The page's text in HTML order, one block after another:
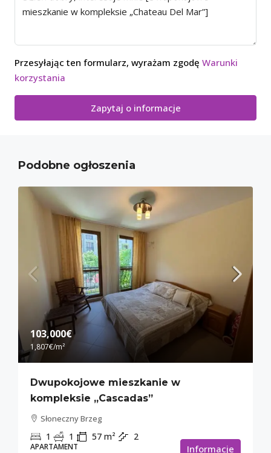
Przesyłając ten formularz, wyrażam zgodę Warunki
korzystania
Zapytaj o informacje
Podobne ogłoszenia
103,000€
1,807€/m²
Dwupokojowe mieszkanie w
kompleksie „Cascadas”
Słoneczny Brzeg
1 1 57 m² 2
APARTAMENT Informacje